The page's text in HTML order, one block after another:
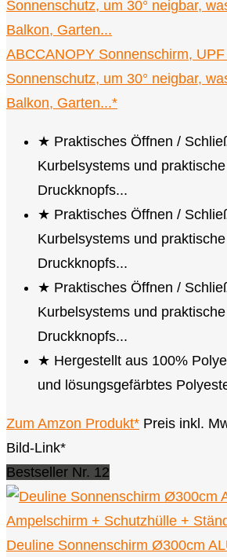
ABCCANOPY Sonnenschirm,
Sonnenschutz, um 30° neigbar,
Balkon, Garten...*
★ Praktisches Öffnen /
Kurbelsystems und
Druckknopfs...
★ Praktisches Öffnen /
Kurbelsystems und
Druckknopfs...
★ Praktisches Öffnen /
Kurbelsystems und
Druckknopfs...
★ Hergestellt aus 100%
und lösungsgefärbtes
Zum Amzon Produkt* Preis inkl.
Bild-Link*
Bestseller Nr. 12
Deuline Sonnenschirm Ø300cm